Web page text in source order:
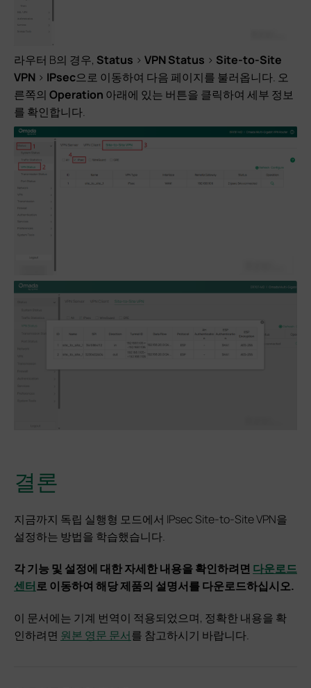
라우터 B의 경우, Status > VPN Status > Site-to-Site
VPN > IPsec으로 이동하여 다음 페이지를 불러옵니다. 오
른쪽의 Operation 아래에 있는 버튼을 클릭하여 세부 정보
를 확인합니다.
결론
지금까지 독립 실행형 모드에서 IPsec Site-to-Site VPN을
설정하는 방법을 학습했습니다.
각 기능 및 설정에 대한 자세한 내용을 확인하려면 다운로드
센터로 이동하여 해당 제품의 설명서를 다운로드하십시오.
이 문서에는 기계 번역이 적용되었으며, 정확한 내용을 확
인하려면 원본 영문 문서를 참고하시기 바랍니다.